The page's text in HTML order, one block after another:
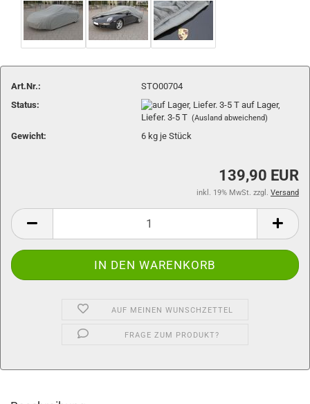
Art.Nr.:
STO00704
Status:
auf Lager,
Liefer. 3-5 T(Ausland abweichend)
Gewicht: 6 kg je Stück
139,90 EUR
inkl. 19% MwSt. zzgl. Versand
AUF MEINEN WUNSCHZETTEL
FRAGE ZUM PRODUKT?